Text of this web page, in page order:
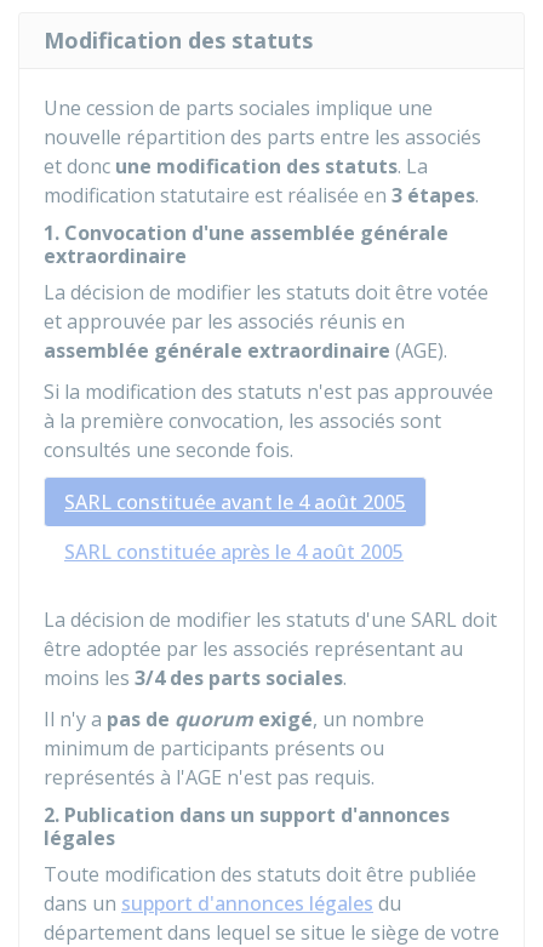
Modification des statuts
Une cession de parts sociales implique une
nouvelle répartition des parts entre les associés
et donc une modification des statuts. La
modification statutaire est réalisée en 3 étapes.
1. Convocation d'une assemblée générale
extraordinaire
La décision de modifier les statuts doit être votée
et approuvée par les associés réunis en
assemblée générale extraordinaire (AGE).
Si la modification des statuts n'est pas approuvée
à la première convocation, les associés sont
consultés une seconde fois.
SARL constituée avant le 4 août 2005
SARL constituée après le 4 août 2005
La décision de modifier les statuts d'une SARL doit
être adoptée par les associés représentant au
moins les 3/4 des parts sociales.
Il n'y a pas de quorum exigé, un nombre
minimum de participants présents ou
représentés à l'AGE n'est pas requis.
2. Publication dans un support d'annonces
légales
Toute modification des statuts doit être publiée
dans un support d'annonces légales du
département dans lequel se situe le siège de votre